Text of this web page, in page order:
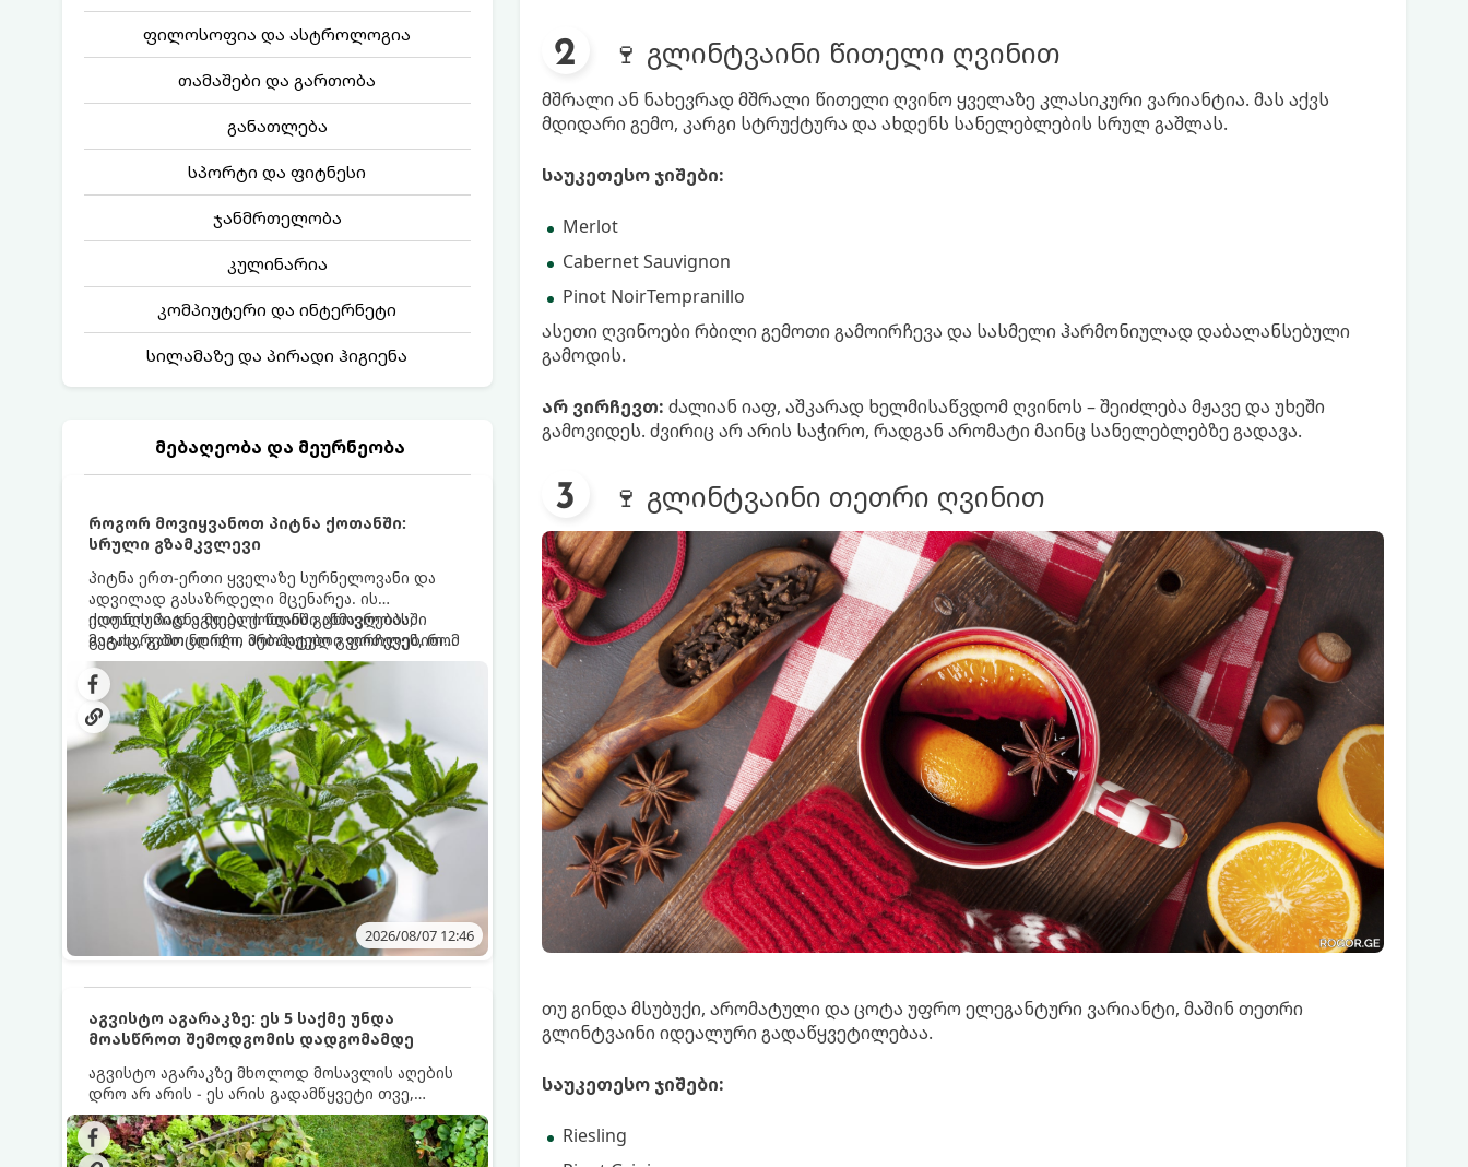
ფილოსოფია და ასტროლოგია
თამაშები და გართობა
განათლება
სპორტი და ფიტნესი
ჯანმრთელობა
კულინარია
კომპიუტერი და ინტერნეტი
სილამაზე და პირადი ჰიგიენა
მებაღეობა და მეურნეობა
როგორ მოვიყვანოთ პიტნა ქოთანში:
სრული გზამკვლევი
პიტნა ერთ-ერთი ყველაზე სურნელოვანი და
ადვილად გასაზრდელი მცენარეა. ის
იდეალურად ეგუება ქოთანში ცხოვრებას,
მეტიც, გამოცდილი მებაღეები გვირჩევენ, რომ
პიტნა მხოლოდ ქოთანში მოვიყვანოთ, რადგან
ღია გრუნტში (ბაღში) დარგვისას ის ფესვებით
ძალიან სწრაფად ვრცელდება და სხვა
მცენარეებს ავიწროებს.
ქოთნის პიტნა მთელი წლის განმავლობაში
გაგახარებთ ნორჩი, არომატული ფოთლებით
ჩაის, ლიმონათისა თუ კერძებისთვის.
2026/08/07 12:46
აგვისტო აგარაკზე: ეს 5 საქმე უნდა
მოასწროთ შემოდგომის დადგომამდე
აგვისტო აგარაკზე მხოლოდ მოსავლის აღების
დრო არ არის - ეს არის გადამწყვეტი თვე,
როდესაც საფუძველი ეყრება მომავალი წლის
მოსავალს და ბაღი მზადდება შემოდგომა-
ზამთრის სეზონისთვის. იმისათვის, რომ
🍷 გლინტვაინი წითელი ღვინით
მშრალი ან ნახევრად მშრალი წითელი ღვინო ყველაზე კლასიკური ვარიანტია. მას აქვს
მდიდარი გემო, კარგი სტრუქტურა და ახდენს სანელებლების სრულ გაშლას.
საუკეთესო ჯიშები:
Merlot
Cabernet Sauvignon
Pinot NoirTempranillo
ასეთი ღვინოები რბილი გემოთი გამოირჩევა და სასმელი ჰარმონიულად დაბალანსებული
გამოდის.
არ ვირჩევთ: ძალიან იაფ, აშკარად ხელმისაწვდომ ღვინოს – შეიძლება მჟავე და უხეში
გამოვიდეს. ძვირიც არ არის საჭირო, რადგან არომატი მაინც სანელებლებზე გადავა.
🍷 გლინტვაინი თეთრი ღვინით
თუ გინდა მსუბუქი, არომატული და ცოტა უფრო ელეგანტური ვარიანტი, მაშინ თეთრი
გლინტვაინი იდეალური გადაწყვეტილებაა.
საუკეთესო ჯიშები:
Riesling